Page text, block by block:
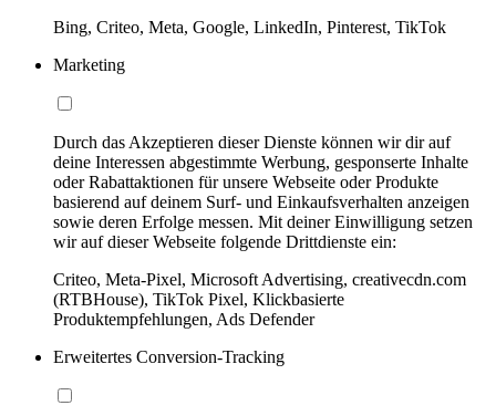
Bing, Criteo, Meta, Google, LinkedIn, Pinterest, TikTok
Marketing
Durch das Akzeptieren dieser Dienste können wir dir auf
deine Interessen abgestimmte Werbung, gesponserte Inhalte
oder Rabattaktionen für unsere Webseite oder Produkte
basierend auf deinem Surf- und Einkaufsverhalten anzeigen
sowie deren Erfolge messen. Mit deiner Einwilligung setzen
wir auf dieser Webseite folgende Drittdienste ein:
Criteo, Meta-Pixel, Microsoft Advertising, creativecdn.com
(RTBHouse), TikTok Pixel, Klickbasierte
Produktempfehlungen, Ads Defender
Erweitertes Conversion-Tracking